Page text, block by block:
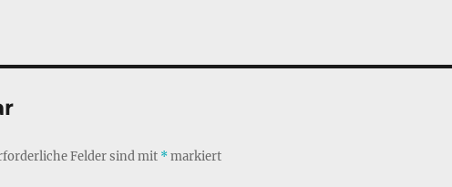
Felder sind mit *markiert